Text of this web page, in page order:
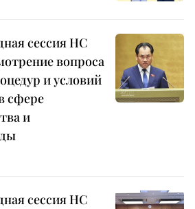
сессия НС
вопроса
и условий
сфере
и
сессия НС